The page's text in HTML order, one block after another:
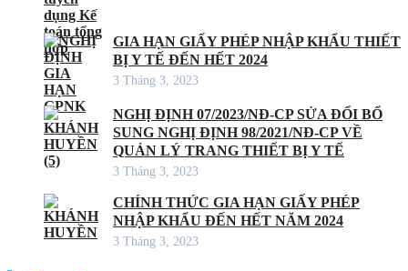
GIA HẠN GIẤY PHÉP NHẬP KHẨU THIẾT
BỊ Y TẾ ĐẾN HẾT 2024
3 Tháng 3, 2023
NGHỊ ĐỊNH 07/2023/NĐ-CP SỬA ĐỔI BỔ
SUNG NGHỊ ĐỊNH 98/2021/NĐ-CP VỀ
QUẢN LÝ TRANG THIẾT BỊ Y TẾ
3 Tháng 3, 2023
CHÍNH THỨC GIA HẠN GIẤY PHÉP
NHẬP KHẨU ĐẾN HẾT NĂM 2024
3 Tháng 3, 2023